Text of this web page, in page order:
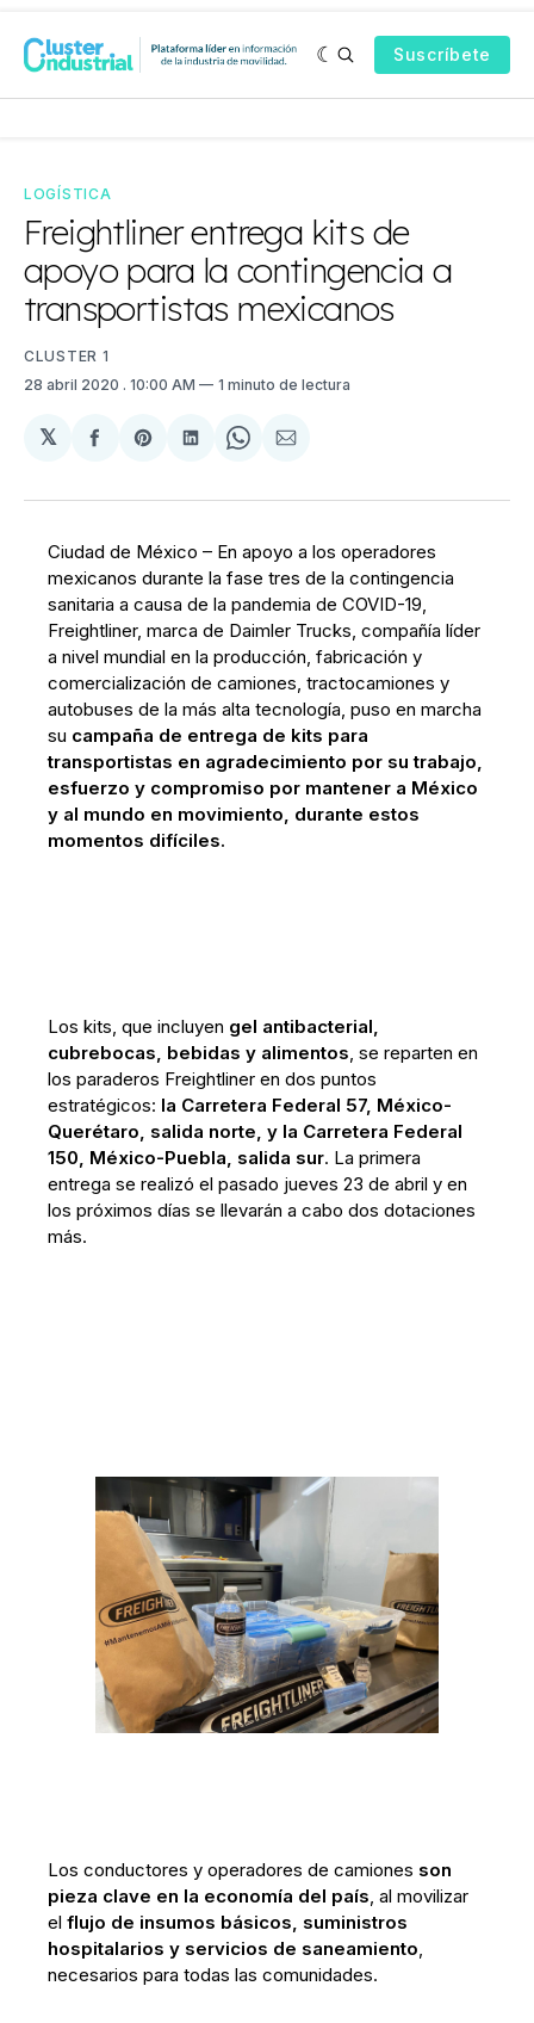
Suscríbete
LOGÍSTICA
Freightliner entrega kits de
apoyo para la contingencia a
transportistas mexicanos
CLUSTER 1
28 abril 2020 . 10:00 AM 1 minuto de lectura
𝕏
Compartir
Facebook
Share
Pinterest
Compartir
LinkedIn
Share
WhatsApp
Compartir
Email
Ciudad de México – En apoyo a los operadores
mexicanos durante la fase tres de la contingencia
sanitaria a causa de la pandemia de COVID-19,
Freightliner, marca de Daimler Trucks, compañía líder
a nivel mundial en la producción, fabricación y
comercialización de camiones, tractocamiones y
autobuses de la más alta tecnología, puso en marcha
su campaña de entrega de kits para
transportistas en agradecimiento por su trabajo,
esfuerzo y compromiso por mantener a México
y al mundo en movimiento, durante estos
momentos difíciles.
Los kits, que incluyen gel antibacterial,
cubrebocas, bebidas y alimentos, se reparten en
los paraderos Freightliner en dos puntos
estratégicos: la Carretera Federal 57, México-
Querétaro, salida norte, y la Carretera Federal
150, México-Puebla, salida sur. La primera
entrega se realizó el pasado jueves 23 de abril y en
los próximos días se llevarán a cabo dos dotaciones
más.
Los conductores y operadores de camiones son
pieza clave en la economía del país, al movilizar
elflujo de insumos básicos, suministros
hospitalarios y servicios de saneamiento,
necesarios para todas las comunidades.